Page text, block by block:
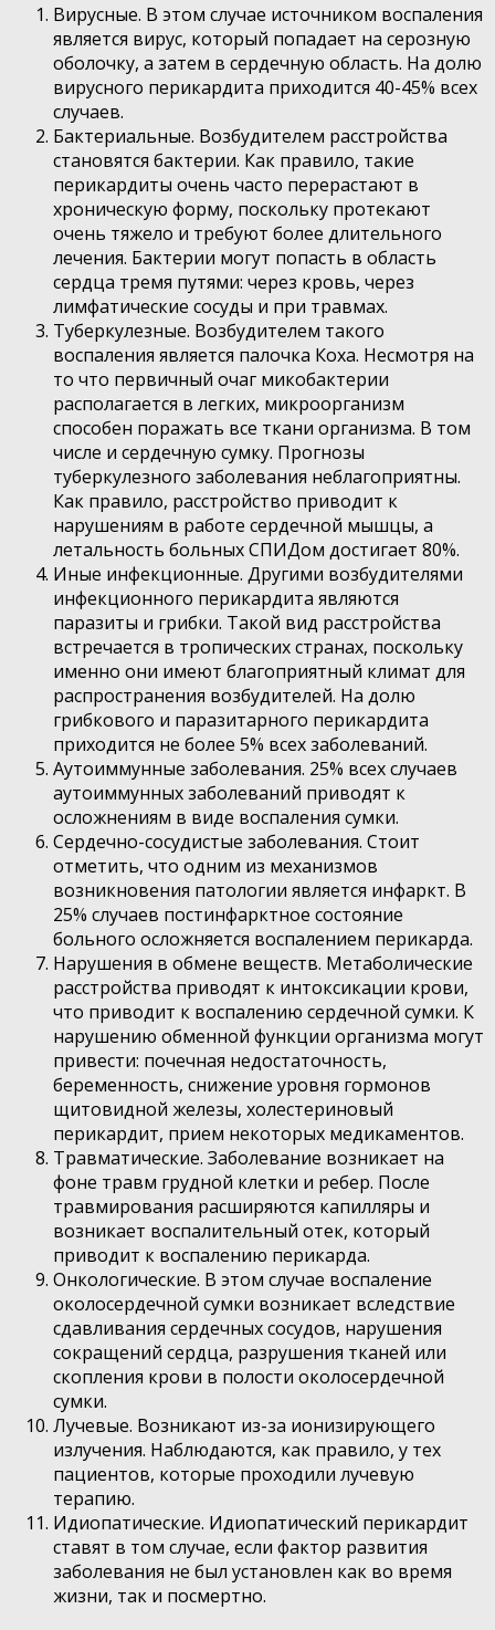
Вирусные. В этом случае источником воспаления
является вирус, который попадает на серозную
оболочку, а затем в сердечную область. На долю
вирусного перикардита приходится 40-45% всех
случаев.
Бактериальные. Возбудителем расстройства
становятся бактерии. Как правило, такие
перикардиты очень часто перерастают в
хроническую форму, поскольку протекают
очень тяжело и требуют более длительного
лечения. Бактерии могут попасть в область
сердца тремя путями: через кровь, через
лимфатические сосуды и при травмах.
Туберкулезные. Возбудителем такого
воспаления является палочка Коха. Несмотря на
то что первичный очаг микобактерии
располагается в легких, микроорганизм
способен поражать все ткани организма. В том
числе и сердечную сумку. Прогнозы
туберкулезного заболевания неблагоприятны.
Как правило, расстройство приводит к
нарушениям в работе сердечной мышцы, а
летальность больных СПИДом достигает 80%.
Иные инфекционные. Другими возбудителями
инфекционного перикардита являются
паразиты и грибки. Такой вид расстройства
встречается в тропических странах, поскольку
именно они имеют благоприятный климат для
распространения возбудителей. На долю
грибкового и паразитарного перикардита
приходится не более 5% всех заболеваний.
Аутоиммунные заболевания. 25% всех случаев
аутоиммунных заболеваний приводят к
осложнениям в виде воспаления сумки.
Сердечно-сосудистые заболевания. Стоит
отметить, что одним из механизмов
возникновения патологии является инфаркт. В
25% случаев постинфарктное состояние
больного осложняется воспалением перикарда.
Нарушения в обмене веществ. Метаболические
расстройства приводят к интоксикации крови,
что приводит к воспалению сердечной сумки. К
нарушению обменной функции организма могут
привести: почечная недостаточность,
беременность, снижение уровня гормонов
щитовидной железы, холестериновый
перикардит, прием некоторых медикаментов.
Травматические. Заболевание возникает на
фоне травм грудной клетки и ребер. После
травмирования расширяются капилляры и
возникает воспалительный отек, который
приводит к воспалению перикарда.
Онкологические. В этом случае воспаление
околосердечной сумки возникает вследствие
сдавливания сердечных сосудов, нарушения
сокращений сердца, разрушения тканей или
скопления крови в полости околосердечной
сумки.
Лучевые. Возникают из-за ионизирующего
излучения. Наблюдаются, как правило, у тех
пациентов, которые проходили лучевую
терапию.
Идиопатические. Идиопатический перикардит
ставят в том случае, если фактор развития
заболевания не был установлен как во время
жизни, так и посмертно.